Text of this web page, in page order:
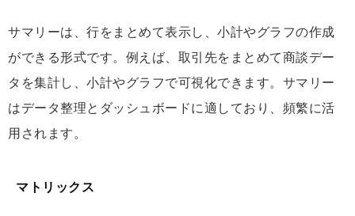
サマリーは、行をまとめて表示し、小計やグラフの作成
ができる形式です。例えば、取引先をまとめて商談デー
タを集計し、小計やグラフで可視化できます。サマリー
はデータ整理とダッシュボードに適しており、頻繁に活
用されます。
マトリックス